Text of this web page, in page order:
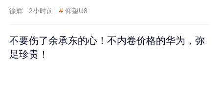
徐辉 2小时前 # 仰望U8
不要伤了余承东的心！不内卷价格的华为，弥
足珍贵！